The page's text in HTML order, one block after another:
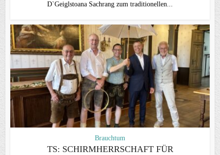
D`Geiglstoana Sachrang zum traditionellen...
Brauchtum
TS: SCHIRMHERRSCHAFT FÜR